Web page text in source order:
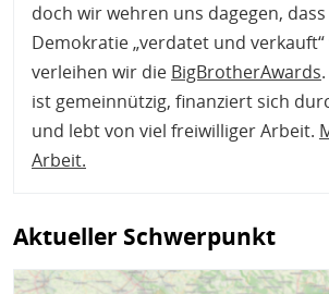
doch wir wehren uns dagegen,
Demokratie „verdatet und
verleihen wir die BigBrotherAwards
ist gemeinnützig, finanziert sich
und lebt von viel freiwilliger Arbeit.
Arbeit.
Aktueller Schwerpunkt
Bild